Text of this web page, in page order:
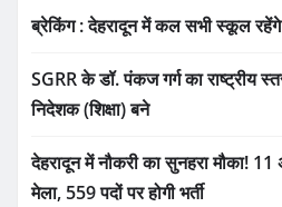
ब्रेकिंग : देहरादून में कल सभी स्कूल
SGRR के डॉ. पंकज गर्ग का राष्ट्रीय
निदेशक (शिक्षा) बने
देहरादून में नौकरी का सुनहरा मौका! 11
मेला, 559 पदों पर होगी भर्ती